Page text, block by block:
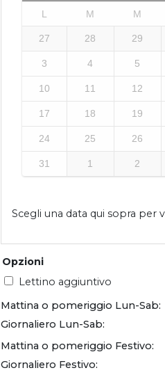
L M M
27 28 29
3 4 5
10 11 12
17 18 19
24 25 26
31 1 2
Scegli una data qui sopra per
Opzioni
Lettino aggiuntivo
Mattina o pomeriggio Lun-Sab:
Giornaliero Lun-Sab:
Mattina o pomeriggio Festivo:
Giornaliero Festivo: